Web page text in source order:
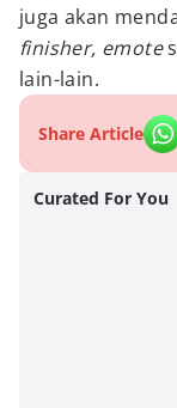
juga akan
finisher, emote
lain-lain.
Share Article
Curated For You